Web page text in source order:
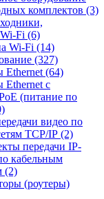
комплектов (3)
Fi (6)
Wi-Fi (14)
(327)
Ethernet (64)
Ethernet с
(питание по
видео по
TCP/IP (2)
передачи IP-
кабельным
(2)
(роутеры)